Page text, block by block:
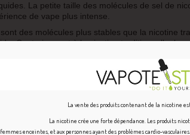
La petite taille des molécules de sel de
de vape plus intense.
des molécules plus stables que la nicotine
Contrairement à la nicotine traditionnelle, le
de votre e-liquide pendant une
sels est absorbée plus rapidement par
de noter que les vapoteurs utilisant des
pour éviter un surdosage. Commencer
risque de surdosage.La vente des produits contenant de la nicotine
La nicotine crée une forte dépendance. Les produits
femmes enceintes, et aux personnes ayant des problèmes cardio-